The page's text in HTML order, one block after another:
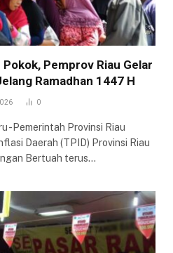
Pemprov Riau Gelar
Ramadhan 1447 H
0
-Pemerintah Provinsi Riau
Daerah (TPID) Provinsi Riau
Bertuah terus…